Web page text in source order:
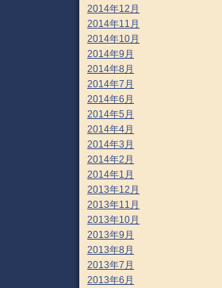
2014年12月
2014年11月
2014年10月
2014年9月
2014年8月
2014年7月
2014年6月
2014年5月
2014年4月
2014年3月
2014年2月
2014年1月
2013年12月
2013年11月
2013年10月
2013年9月
2013年8月
2013年7月
2013年6月